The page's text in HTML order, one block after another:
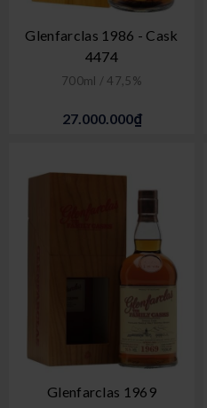
Glenfarclas 1986 - Cask
4474
700ml / 47,5%
27.000.000₫
Glenfarclas 1969